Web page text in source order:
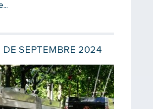
Votre email
Message
DE SEPTEMBRE 2024